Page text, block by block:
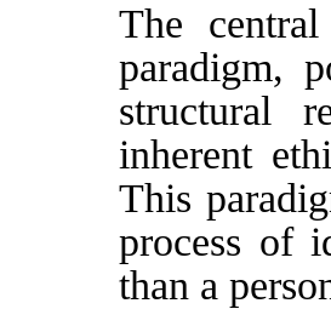
The
paradigm,
structural
inherent
This
process of
than a